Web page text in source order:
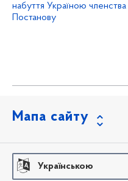
набуття Україною
Постанову
Мапа сайту
Українською